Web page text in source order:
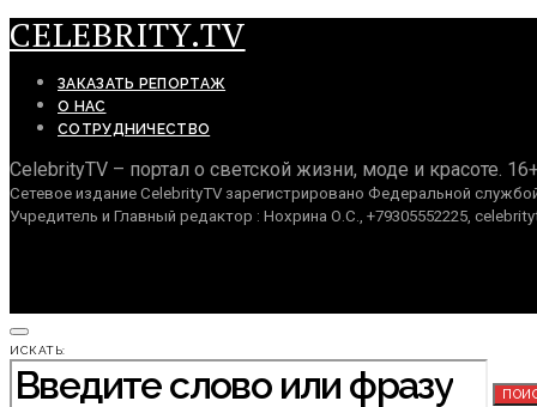
CELEBRITY.TV
ЗАКАЗАТЬ РЕПОРТАЖ
О НАС
СОТРУДНИЧЕСТВО
CelebrityTV – портал о светской жизни, моде и красоте.
Сетевое издание CelebrityTV зарегистрировано Федеральной
Учредитель и Главный редактор : Нохрина О.С., +79305552225,
ИСКАТЬ: